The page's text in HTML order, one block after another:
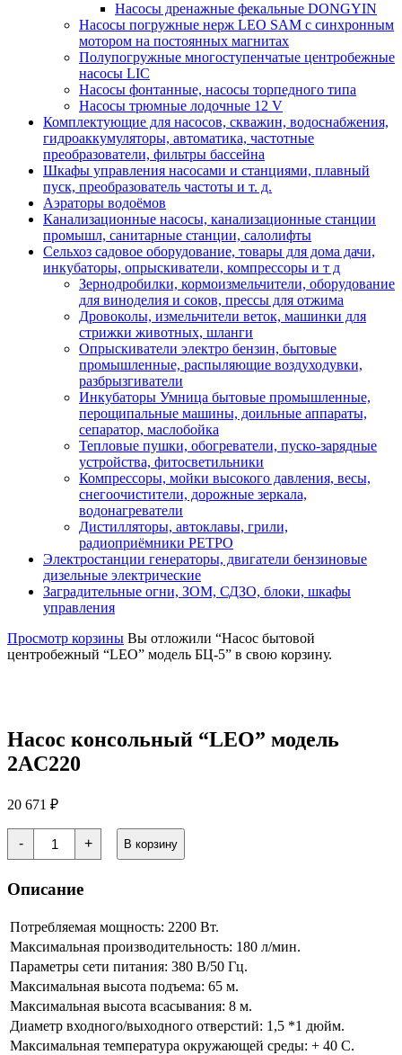
Насосы дренажные фекальные DONGYIN
Насосы погружные нерж LEO SAM с синхронным
мотором на постоянных магнитах
Полупогружные многоступенчатые центробежные
насосы LIC
Насосы фонтанные, насосы торпедного типа
Насосы трюмные лодочные 12 V
Комплектующие для насосов, скважин, водоснабжения,
гидроаккумуляторы, автоматика, частотные
преобразователи, фильтры бассейна
Шкафы управления насосами и станциями, плавный
пуск, преобразователь частоты и т. д.
Аэраторы водоёмов
Канализационные насосы, канализационные станции
промышл, санитарные станции, салолифты
Сельхоз садовое оборудование, товары для дома дачи,
инкубаторы, опрыскиватели, компрессоры и т д
Зернодробилки, кормоизмельчители, оборудование
для виноделия и соков, прессы для отжима
Дровоколы, измельчители веток, машинки для
стрижки животных, шланги
Опрыскиватели электро бензин, бытовые
промышленные, распыляющие воздуходувки,
разбрызгиватели
Инкубаторы Умница бытовые промышленные,
перощипальные машины, доильные аппараты,
сепаратор, маслобойка
Тепловые пушки, обогреватели, пуско-зарядные
устройства, фитосветильники
Компрессоры, мойки высокого давления, весы,
снегоочистители, дорожные зеркала,
водонагреватели
Дистилляторы, автоклавы, грили,
радиоприёмники РЕТРО
Электростанции генераторы, двигатели бензиновые
дизельные электрические
Заградительные огни, ЗОМ, СДЗО, блоки, шкафы
управления
Просмотр корзины Вы отложили “Насос бытовой
центробежный “LEO” модель БЦ-5” в свою корзину.
Насос консольный “LEO” модель
2AC220
20 671 ₽
-
Количество
товара
Насос
"LEO"
2AC220
+ В корзину
Описание
Потребляемая мощность: 2200 Вт.
Максимальная производительность: 180 л/мин.
Параметры сети питания: 380 В/50 Гц.
Максимальная высота подъема: 65 м.
Максимальная высота всасывания: 8 м.
Диаметр входного/выходного отверстий: 1,5 *1 дюйм.
Максимальная температура окружающей среды: + 40 С.